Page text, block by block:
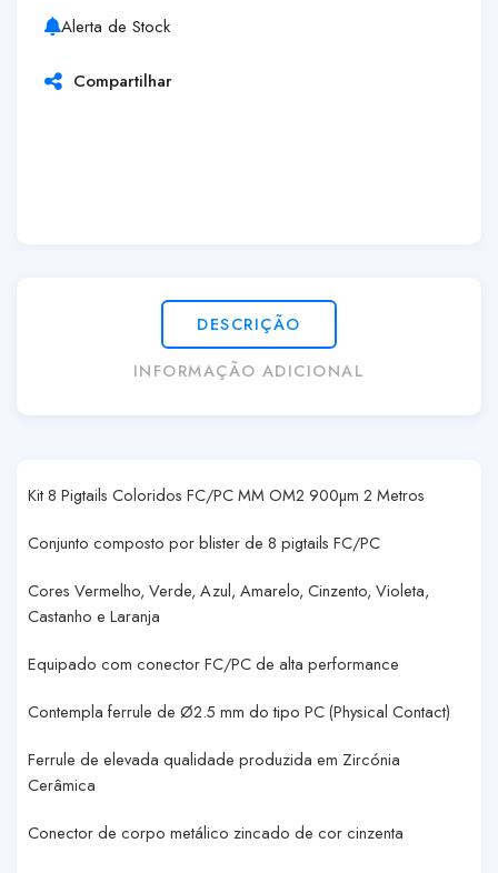
Alerta de Stock
Compartilhar
DESCRIÇÃO
INFORMAÇÃO ADICIONAL
Kit 8 Pigtails Coloridos FC/PC MM OM2 900µm 2 Metros
Conjunto composto por blister de 8 pigtails FC/PC
Cores Vermelho, Verde, Azul, Amarelo, Cinzento, Violeta,
Castanho e Laranja
Equipado com conector FC/PC de alta performance
Contempla ferrule de Ø2.5 mm do tipo PC (Physical Contact)
Ferrule de elevada qualidade produzida em Zircónia
Cerâmica
Conector de corpo metálico zincado de cor cinzenta